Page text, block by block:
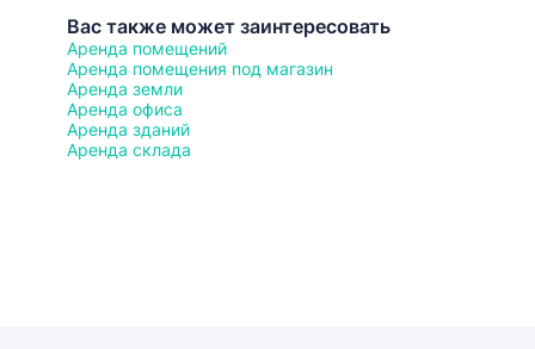
Вас также может заинтересовать
Аренда помещений
Аренда помещения под магазин
Аренда земли
Аренда офиса
Аренда зданий
Аренда склада